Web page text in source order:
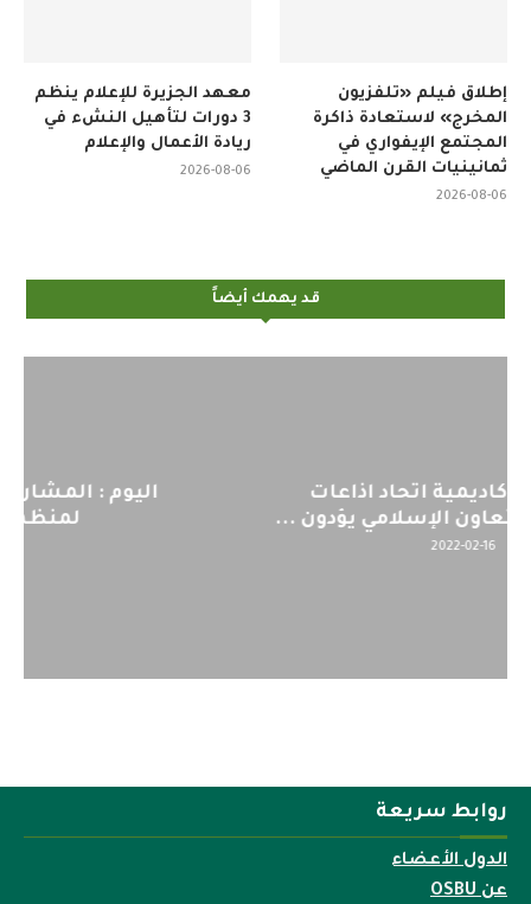
معهد الجزيرة للإعلام ينظم
3 دورات لتأهيل النشء في
ريادة الأعمال والإعلام
2026-08-06
إطلاق فيلم «تلفزيون
المخرج» لاستعادة ذاكرة
المجتمع الإيفواري في
ثمانينيات القرن الماضي
2026-08-06
قد يهمك أيضاً
اليوم : المشاركة بالاجتماع التحضيري
لمنظمي قمة اسيا...
روابط سريعة
الدول الأعضاء
عن OSBU